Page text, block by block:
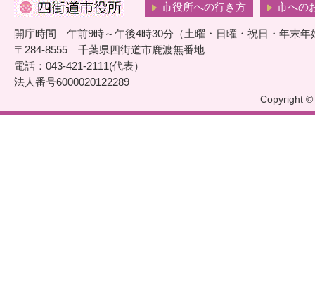
市役所への行き方 市への
開庁時間 午前9時～午後4時30分（土曜・日曜・祝日・年末年
〒284-8555 千葉県四街道市鹿渡無番地
電話：043-421-2111(代表）
法人番号6000020122289
Copyright ©